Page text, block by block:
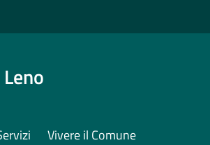
Vivere il Comune